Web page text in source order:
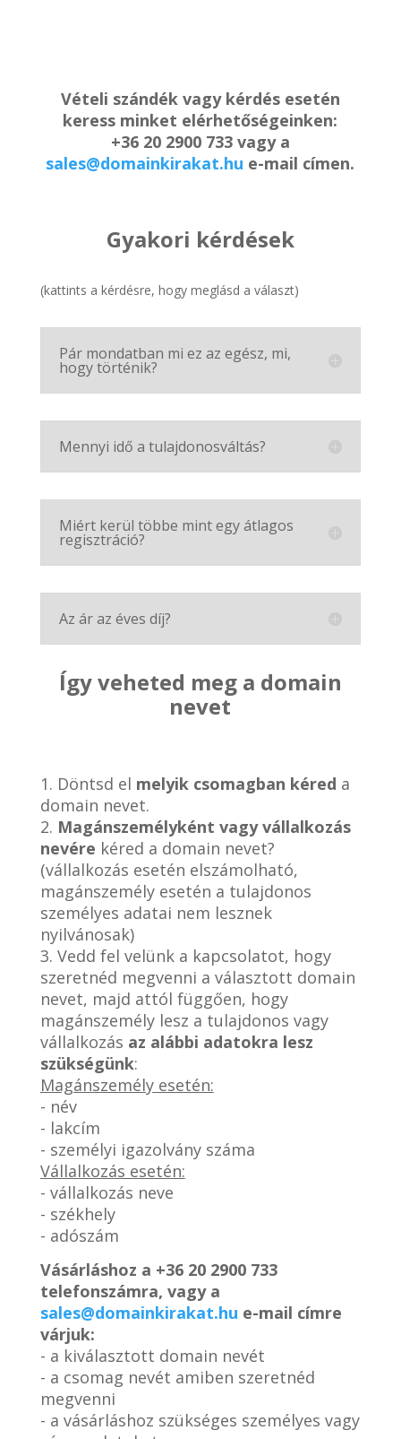
Vételi szándék vagy kérdés esetén
keress minket elérhetőségeinken:
+36 20 2900 733 vagy a
sales@domainkirakat.hu e-mail címen.
Gyakori kérdések
(kattints a kérdésre, hogy meglásd a választ)
Pár mondatban mi ez az egész, mi,
hogy történik?
Mennyi idő a tulajdonosváltás?
Miért kerül többe mint egy átlagos
regisztráció?
Az ár az éves díj?
Így veheted meg a domain
nevet
1. Döntsd el melyik csomagban kéred a
domain nevet.
2. Magánszemélyként vagy vállalkozás
nevére kéred a domain nevet?
(vállalkozás esetén elszámolható,
magánszemély esetén a tulajdonos
személyes adatai nem lesznek
nyilvánosak)
3. Vedd fel velünk a kapcsolatot, hogy
szeretnéd megvenni a választott domain
nevet, majd attól függően, hogy
magánszemély lesz a tulajdonos vagy
vállalkozás az alábbi adatokra lesz
szükségünk:
Magánszemély esetén:
- név
- lakcím
- személyi igazolvány száma
Vállalkozás esetén:
- vállalkozás neve
- székhely
- adószám
Vásárláshoz a +36 20 2900 733
telefonszámra, vagy a
sales@domainkirakat.hu e-mail címre
várjuk:
- a kiválasztott domain nevét
- a csomag nevét amiben szeretnéd
megvenni
- a vásárláshoz szükséges személyes vagy